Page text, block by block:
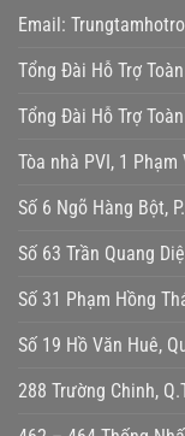
Email:
Tổng Đài Hỗ Trợ
Tổng Đài Hỗ Trợ
Tòa nhà PVI, 1 Phạm
Số 6 Ngõ Hàng Bột,
Số 63 Trần Quang
Số 31 Phạm Hồng
Số 19 Hồ Văn Huê,
288 Trường Chinh,